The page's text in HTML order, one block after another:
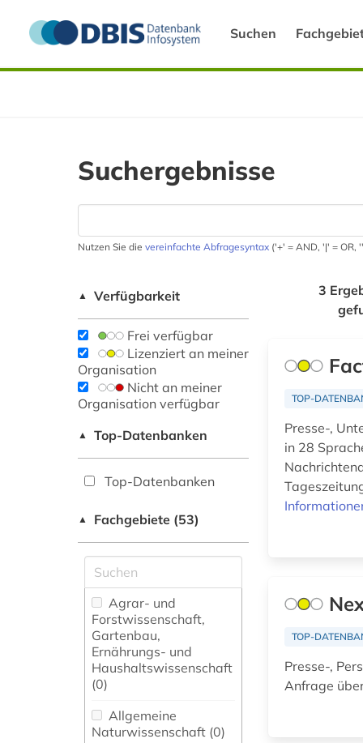
Suchen
Suchergebnisse
Nutzen Sie die vereinfachte Abfragesyntax ('+' = AND, '|' = OR,
▲ Verfügbarkeit
Frei verfügbar
Lizenziert an meiner
Organisation
Nicht an meiner
Organisation verfügbar
▲ Top-Datenbanken
Top-Datenbanken
▲ Fachgebiete (53)
Agrar- und
Forstwissenschaft,
Gartenbau,
Ernährungs- und
Haushaltswissenschaft
(0)
Allgemeine
Naturwissenschaft (0)
3
TOP-
Presse-,
in 28
TOP-
Presse-,
Anfrage